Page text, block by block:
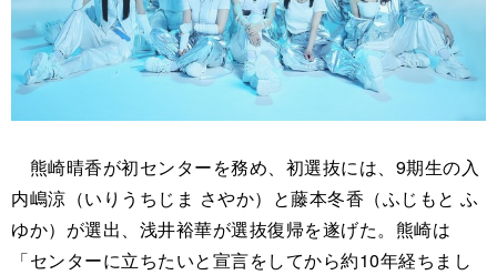
熊崎晴香が初センターを務め、初選抜には、9期生の入
内嶋涼（いりうちじま さやか）と藤本冬香（ふじもと ふ
ゆか）が選出、浅井裕華が選抜復帰を遂げた。熊崎は
「センターに立ちたいと宣言をしてから約10年経ちまし